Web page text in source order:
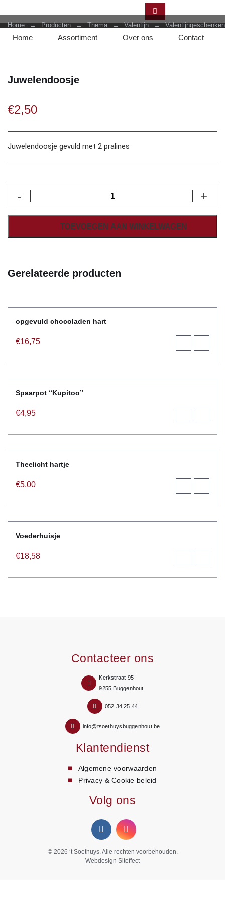
Home Assortiment Over ons Contact
Home → Producten → Thema → Valentijn → Valentijngeschenken
Juwelendoosje
€2,50
Juwelendoosje gevuld met 2 pralines
-
Juwelendoosje
+
TOEVOEGEN AAN WINKELWAGEN
Gerelateerde producten
opgevuld chocoladen hart
€16,75
product
aan
winkelwagen
Spaarpot “Kupitoo”
€4,95
product
aan
winkelwagen
Theelicht hartje
€5,00
product
aan
winkelwagen
Voederhuisje
€18,58
product
aan
winkelwagen
Contacteer ons
Kerkstraat 95
9255 Buggenhout
052 34 25 44
info@tsoethuysbuggenhout.be
Klantendienst
Algemene voorwaarden
Privacy & Cookie beleid
Volg ons
© 2026 ‘t Soethuys. Alle rechten voorbehouden.
Webdesign Siteffect